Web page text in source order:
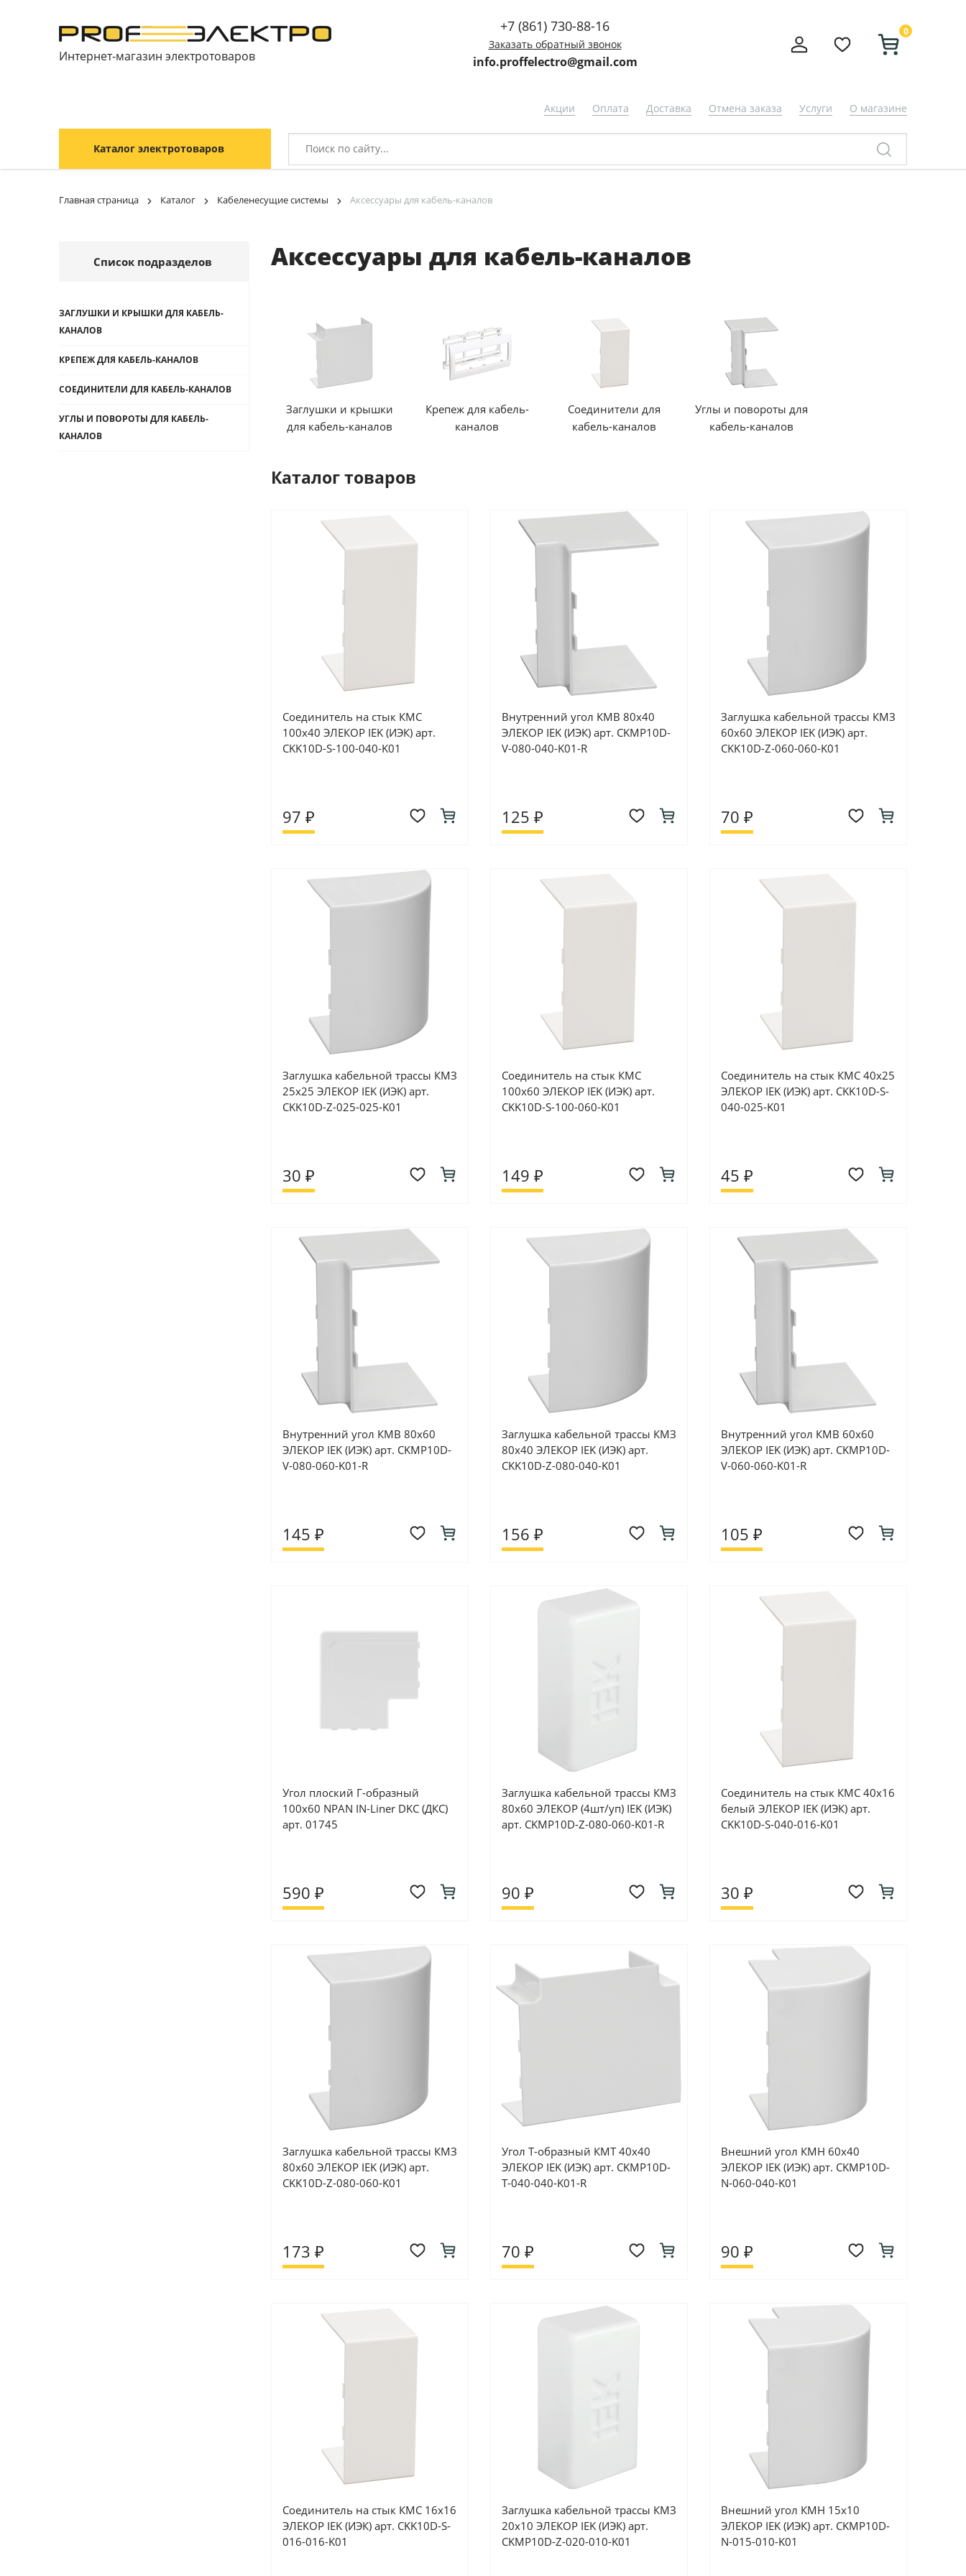
Интернет-магазин электротоваров
+7 (861) 730-88-16
Заказать обратный звонок
info.proffelectro@gmail.com
0
Акции Оплата Доставка Отмена заказа Услуги О магазине
Каталог электротоваров
Главная страница Каталог Кабеленесущие системы Аксессуары для кабель-каналов
Список подразделов
ЗАГЛУШКИ И КРЫШКИ ДЛЯ КАБЕЛЬ-
КАНАЛОВ
КРЕПЕЖ ДЛЯ КАБЕЛЬ-КАНАЛОВ
СОЕДИНИТЕЛИ ДЛЯ КАБЕЛЬ-КАНАЛОВ
УГЛЫ И ПОВОРОТЫ ДЛЯ КАБЕЛЬ-
КАНАЛОВ
Аксессуары для кабель-каналов
Заглушки и крышки
для кабель-каналов
Крепеж для кабель-
каналов
Соединители для
кабель-каналов
Углы и повороты для
кабель-каналов
Каталог товаров
Соединитель на стык КМС
100х40 ЭЛЕКОР IEK (ИЭК) арт.
CKK10D-S-100-040-K01
97 ₽
Внутренний угол КМВ 80х40
ЭЛЕКОР IEK (ИЭК) арт. CKMP10D-
V-080-040-K01-R
125 ₽
Заглушка кабельной трассы КМЗ
60х60 ЭЛЕКОР IEK (ИЭК) арт.
CKK10D-Z-060-060-K01
70 ₽
Заглушка кабельной трассы КМЗ
25х25 ЭЛЕКОР IEK (ИЭК) арт.
CKK10D-Z-025-025-K01
30 ₽
Соединитель на стык КМС
100х60 ЭЛЕКОР IEK (ИЭК) арт.
CKK10D-S-100-060-K01
149 ₽
Соединитель на стык КМС 40х25
ЭЛЕКОР IEK (ИЭК) арт. CKK10D-S-
040-025-K01
45 ₽
Внутренний угол КМВ 80х60
ЭЛЕКОР IEK (ИЭК) арт. CKMP10D-
V-080-060-K01-R
145 ₽
Заглушка кабельной трассы КМЗ
80х40 ЭЛЕКОР IEK (ИЭК) арт.
CKK10D-Z-080-040-K01
156 ₽
Внутренний угол КМВ 60x60
ЭЛЕКОР IEK (ИЭК) арт. CKMP10D-
V-060-060-K01-R
105 ₽
Угол плоский Г-образный
100x60 NPAN IN-Liner DKC (ДКС)
арт. 01745
590 ₽
Заглушка кабельной трассы КМЗ
80х60 ЭЛЕКОР (4шт/уп) IEK (ИЭК)
арт. CKMP10D-Z-080-060-K01-R
90 ₽
Соединитель на стык КМС 40х16
белый ЭЛЕКОР IEK (ИЭК) арт.
CKK10D-S-040-016-K01
30 ₽
Заглушка кабельной трассы КМЗ
80х60 ЭЛЕКОР IEK (ИЭК) арт.
CKK10D-Z-080-060-K01
173 ₽
Угол Т-образный КМТ 40х40
ЭЛЕКОР IEK (ИЭК) арт. CKMP10D-
T-040-040-K01-R
70 ₽
Внешний угол КМН 60х40
ЭЛЕКОР IEK (ИЭК) арт. CKMP10D-
N-060-040-K01
90 ₽
Соединитель на стык КМС 16х16
ЭЛЕКОР IEK (ИЭК) арт. CKK10D-S-
016-016-K01
Заглушка кабельной трассы КМЗ
20х10 ЭЛЕКОР IEK (ИЭК) арт.
CKMP10D-Z-020-010-K01
Внешний угол КМН 15х10
ЭЛЕКОР IEK (ИЭК) арт. CKMP10D-
N-015-010-K01